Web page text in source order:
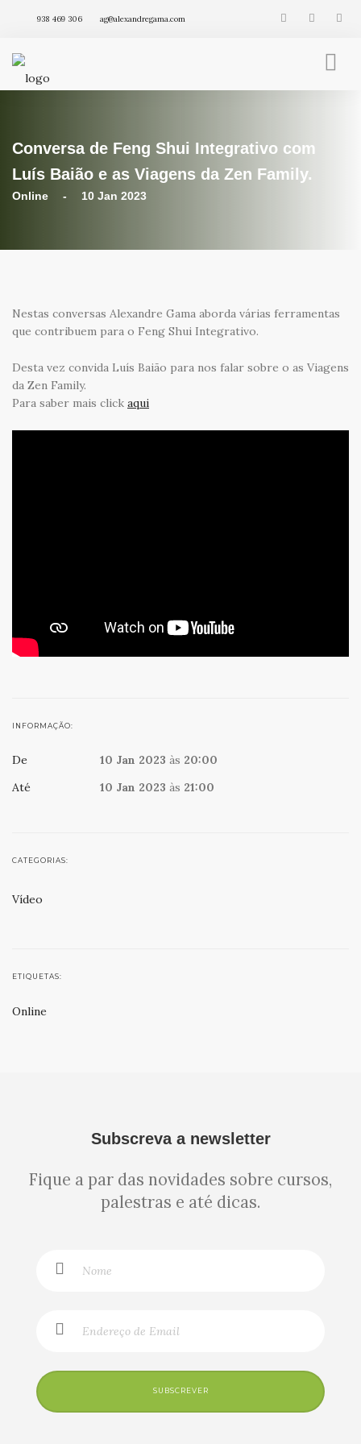
938 469 306 ag@alexandregama.com
VÍDEOS
ARTIGOS
PRODUTOS
Conversa de Feng Shui Integrativo com
Luís Baião e as Viagens da Zen Family.
Online - 10 Jan 2023
Nestas conversas Alexandre Gama aborda várias ferramentas
que contribuem para o Feng Shui Integrativo.
Desta vez convida Luís Baião para nos falar sobre o as Viagens
da Zen Family.
Para saber mais click aqui
INFORMAÇÃO:
De 10 Jan 2023 às 20:00
Até
10 Jan 2023 às 21:00
CATEGORIAS:
Vídeo
ETIQUETAS:
Online
Subscreva a newsletter
Fique a par das novidades sobre cursos,
palestras e até dicas.
SUBSCREVER